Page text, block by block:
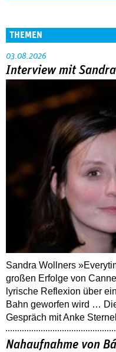
THEMEN
03.08.2026
Interview mit
Sandra Wollners
großen Erfolge von
lyrische Reflexion über
Bahn geworfen wird …
Gespräch mit Anke
Nahaufnahme von